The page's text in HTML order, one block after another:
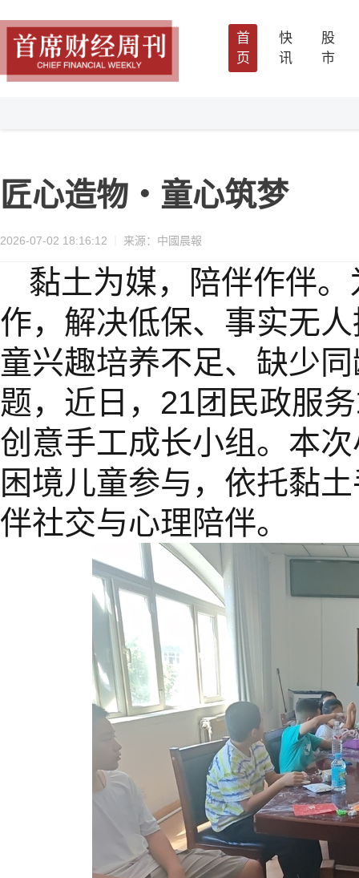
首
页
快
讯
股
市
匠心造物・童心筑梦
2026-07-02 18:16:12 来源：中國晨報
黏土为媒，陪伴作伴
作，解决低保、事实无
童兴趣培养不足、缺少
题，近日，21团民政服
创意手工成长小组。本
困境儿童参与，依托黏
伴社交与心理陪伴。